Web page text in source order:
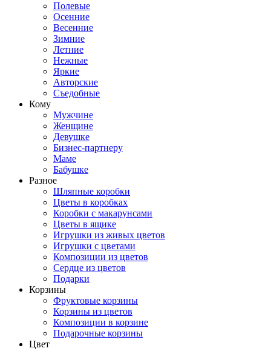
Полевые
Осенние
Весенние
Зимние
Летние
Нежные
Яркие
Авторские
Съедобные
Кому
Мужчине
Женщине
Девушке
Бизнес-партнеру
Маме
Бабушке
Разное
Шляпные коробки
Цветы в коробках
Коробки с макарунсами
Цветы в ящике
Игрушки из живых цветов
Игрушки с цветами
Композиции из цветов
Сердце из цветов
Подарки
Корзины
Фруктовые корзины
Корзины из цветов
Композиции в корзине
Подарочные корзины
Цвет